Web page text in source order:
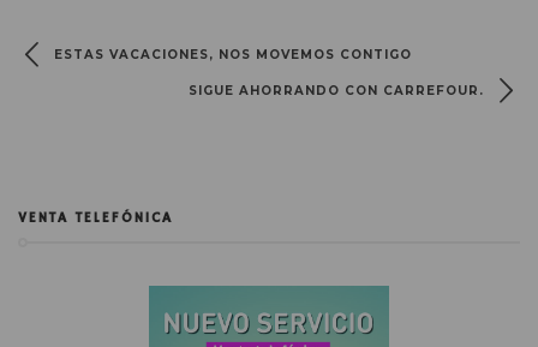
ESTAS VACACIONES, NOS MOVEMOS CONTIGO
SIGUE AHORRANDO CON CARREFOUR.
VENTA TELEFÓNICA